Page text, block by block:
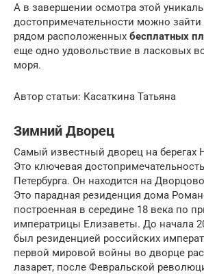
А в завершении осмотра этой
достопримечательности можно зайти
рядом расположенных бесплатных
еще одно удовольствие в ласковых
моря.
Автор статьи: Касаткина Татьяна
Зимний Дворец
Самый известный дворец на
Это ключевая
Петербурга. Он находится на
Это парадная резиденция дома
построенная в середине 18 века по
императрицы Елизаветы. До начала
был резиденцией российских
первой мировой войны во дворце
лазарет, после Февральской